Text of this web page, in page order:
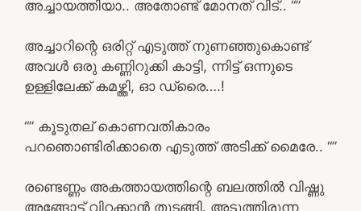
അച്ചായത്തിയാ.. അതോണ്ട് മോനത് വിട്.. “”
അച്ചാറിന്റെ ഒരിറ്റ് എടുത്ത് നുണഞ്ഞുകൊണ്ട്
അവൾ ഒരു കണ്ണിറുക്കി കാട്ടി, ന്നിട്ട് ഒന്നുടെ
ഉള്ളിലേക്ക് കമഴ്ത്തി, ഓ ഡ്രൈ….!
“” കൂടുതല് കൊണവതികാരം
പറഞൊണ്ടിരിക്കാതെ എടുത്ത് അടിക്ക് മൈരേ.. “”
രണ്ടെണ്ണം അകത്തായത്തിന്റെ ബലത്തിൽ വിഷ്ണു
അങ്ങോട്ട് വിറക്കാൻ തുടങ്ങി. അടുത്തിരുന്ന